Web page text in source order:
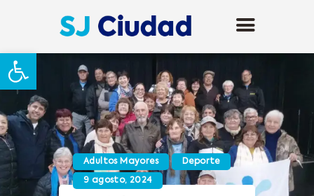
Abrir barra de herramientas
Adultos Mayores Deporte
9 agosto, 2024